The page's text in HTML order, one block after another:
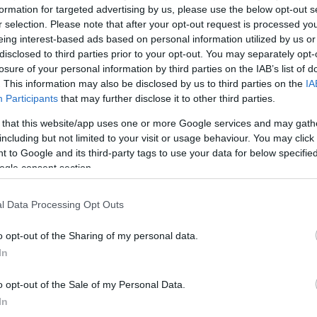
for targeted advertising by us, please use the below opt-out
selection. Please note that after your opt-out request is processed
interest-based ads based on personal information utilized by us
to third parties prior to your opt-out. You may separately
of your personal information by third parties on the IAB’s list of
This information may also be disclosed by us to third parties on the
Participants that may further disclose it to other third parties.
that this website/app uses one or more Google services and may
but not limited to your visit or usage behaviour. You may
to Google and its third-party tags to use your data for below
consent section.
Data Processing Opt Outs
opt-out of the Sharing of my personal data.
opt-out of the Sale of my Personal Data.
„független” jelölteknek arra, hogy egy,
kiválasztására. (...) Sajnos, ez
Eger (06.22. napi) Választás 2022
elmondtam. Ezért bejelentem a Helyi
Irodán keresztül a visszalépésemet
képviselő volt (
szállt volna ringbea tavasszal lemondott
5-5 percet kaptak arra,